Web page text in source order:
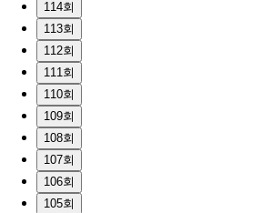
114회
113회
112회
111회
110회
109회
108회
107회
106회
105회